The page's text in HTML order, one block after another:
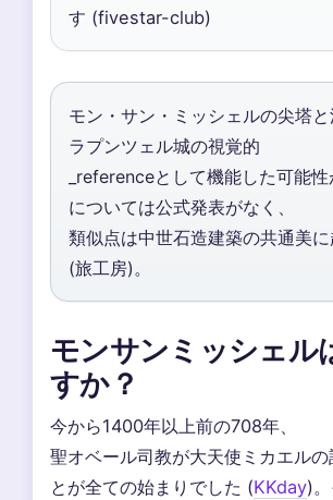
す (fivestar-club)
モン・サン・ミッシェルの尖塔
ラプンツェル城の視覚的
_referenceとして機能した可能
については公式発表がなく、
類似点は中世石造建築の共通美
(旅工房)。
モンサンミッシェル
すか？
今から1400年以上前の708年、
聖オベール司教が大天使ミカエル
とが全ての始まりでした (KKday)。